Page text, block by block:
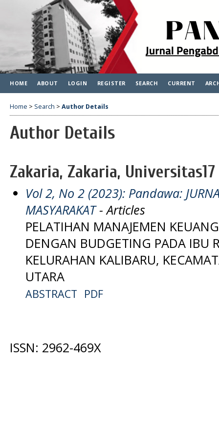
HOME ABOUT LOGIN REGISTER SEARCH CURRENT
Home > Search > Author Details
Author Details
Zakaria, Zakaria,
Vol 2, No 2 (2023): Pandawa:
MASYARAKAT- Articles
PELATIHAN MANAJEMEN
DENGAN BUDGETING PADA IBU
KELURAHAN KALIBARU,
UTARA
ABSTRACT PDF
ISSN: 2962-469X